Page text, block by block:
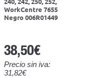
240, 242, 250, 252,
WorkCentre 7655
Negro 006R01449
38,50€
Precio sin iva:
31,82€